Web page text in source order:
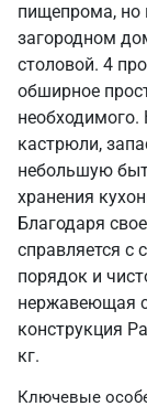
пищепрома, но
загородном
столовой. 4
обширное
кастрюли,
небольшую
хранения
Благодаря
справляется с
порядок и
нержавеющая
конструкция
кг.
Ключевые